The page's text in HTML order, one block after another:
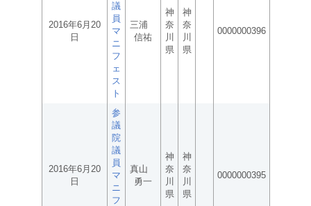
2016年6月20
日
議
員
マ
ニ
フ
ェ
ス
ト
三浦
信祐
神
奈
川
県
神
奈
川
県
0000000396
2016年6月20
日
参
議
院
議
員
マ
ニ
フ
真山
勇一
神
奈
川
県
神
奈
川
県
0000000395